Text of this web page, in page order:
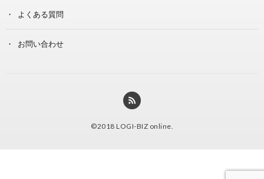
よくある質問
お問い合わせ
©2018 LOGI-BIZ online.